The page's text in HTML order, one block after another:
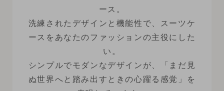
ース。
洗練されたデザインと機能性で、スーツケ
ースをあなたのファッションの主役にした
い。
シンプルでモダンなデザインが、「まだ見
ぬ世界へと踏み出すときの心躍る感覚」を